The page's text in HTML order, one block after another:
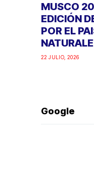
MUSCO
EDICIÓN
POR EL
22 JULIO, 2026
Google